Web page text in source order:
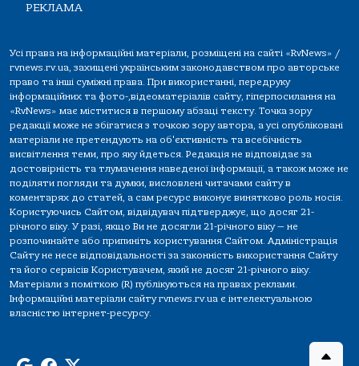
РЕКЛАМА
Усі права на інформаційні матеріали, розміщені на сайті «RvNews» /
rvnews.rv.ua, захищені українським законодавством про авторське
право та інші суміжні права. При використанні, передруку
інформаційних та фото-,відеоматеріалів сайту, гіперпосилання на
«RvNews» має міститися в першому абзаці тексту. Точка зору
редакції може не збігатися з точкою зору автора, а усі опубліковані
матеріали не претендують на об'єктивність та всебічність
висвітлення теми, про яку йдеться. Редакція не відповідає за
достовірність та тлумачення наведеної інформації, а також може не
поділяти погляди та думки, висловлені читачами сайту в
коментарях до статей, а сам ресурс виконує винятково роль носія.
Користуючись Сайтом, відвідувач підтверджує, що досяг 21-
річного віку. У разі, якщо Ви не досягли 21-річного віку — не
розпочинайте або припиніть користування Сайтом. Адміністрація
Сайту не несе відповідальності за законність використання Сайту
та його сервісів Користувачем, який не досяг 21-річного віку.
Матеріали з поміткою (R) публікуються на правах реклами.
Інформаційні матеріали сайту rvnews.rv.ua є інтелектуальною
власністю інтернет-ресурсу.